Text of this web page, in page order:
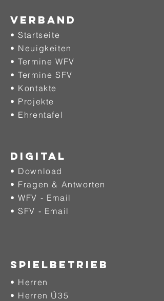
Verband
• Startseite
• Neuigkeiten
• Termine WFV
• Termine SFV
• Kontakte
• Projekte
• Ehrentafel
DIGITAL
• Download
• Fragen & Antworten
• WFV - Email
• SFV - Email
SPIELBETRIEB
• Herren
• Herren Ü35